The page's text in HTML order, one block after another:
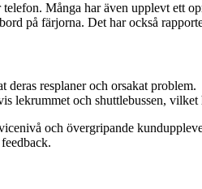
Många har även upplevt ett
på färjorna. Det har också
deras resplaner och orsakat problem.
och shuttlebussen,
och övergripande